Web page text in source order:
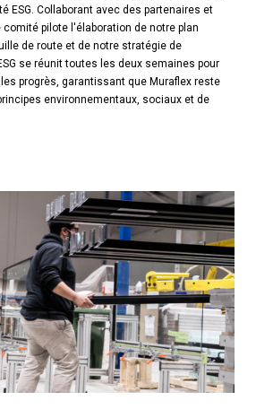
ESG. Collaborant avec des partenaires et
pilote l'élaboration de notre plan
de route et de notre stratégie de
se réunit toutes les deux semaines pour
progrès, garantissant que Muraflex reste
environnementaux, sociaux et de